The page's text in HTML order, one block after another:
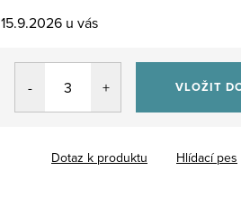
15.9.2026
VLOŽIT
Dotaz k produktu Hlídací pes